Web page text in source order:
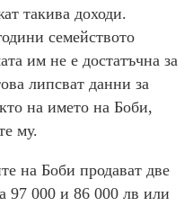
такива доходи.
семейството
им не е достатъчна за
липсват данни за
на името на Боби,
му.
на Боби продават две
000 и 86 000 лв или